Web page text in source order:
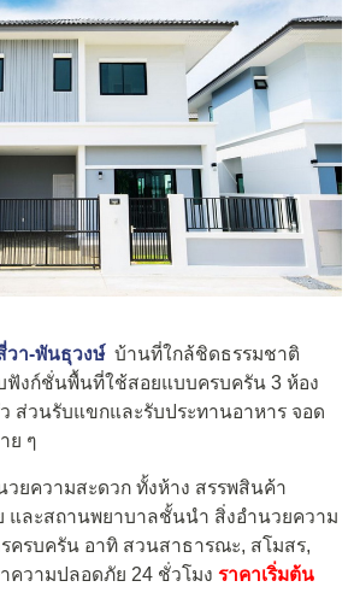
วา-พันธุวงษ์ บ้านที่ใกล้ชิดธรรมชาติ
ฟังก์ชั่นพื้นที่ใช้สอยแบบครบครัน 3 ห้อง
ส่วนรับแขกและรับประทานอาหาร จอด
ย ๆ
ยความสะดวก ทั้งห้าง สรรพสินค้า
และสถานพยาบาลชั้นนำ สิ่งอำนวยความ
ครบครัน อาทิ สวนสาธารณะ, สโมสร,
ความปลอดภัย 24 ชั่วโมง ราคาเริ่มต้น